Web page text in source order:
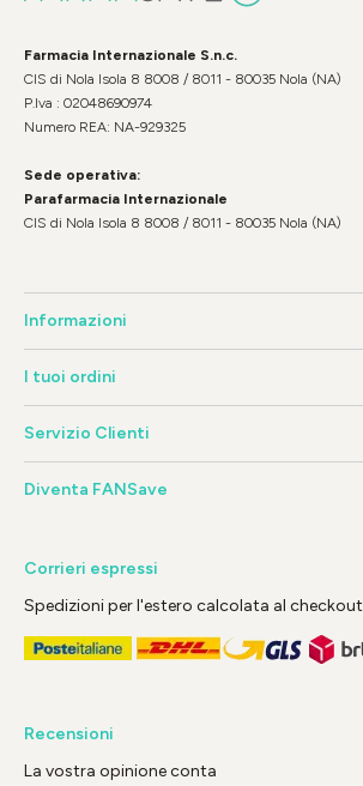
Farmacia Internazionale S.n.c.
CIS di Nola Isola 8 8008 / 8011 - 80035 Nola (NA)
P.Iva : 02048690974
Numero REA: NA-929325
Sede operativa:
Parafarmacia Internazionale
CIS di Nola Isola 8 8008 / 8011 - 80035 Nola (NA)
Informazioni
I tuoi ordini
Servizio Clienti
Diventa FANSave
Corrieri espressi
Spedizioni per l'estero calcolata al checkout
Recensioni
La vostra opinione conta